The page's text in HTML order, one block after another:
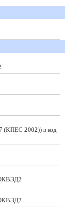
(КПЕС 2002)) в код